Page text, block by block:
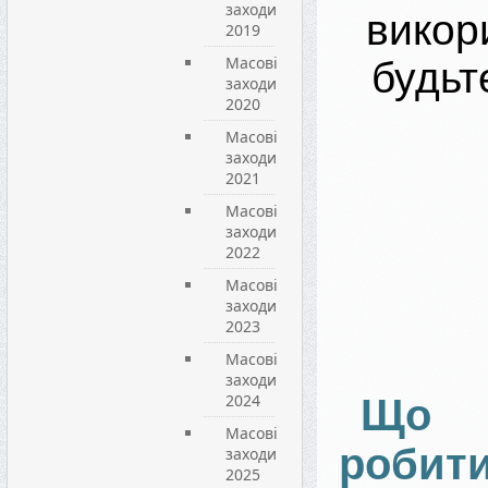
заходи
2019
Масові
заходи
2020
Масові
заходи
2021
Масові
заходи
2022
Масові
заходи
2023
Масові
заходи
2024
Масові
заходи
2025
Що